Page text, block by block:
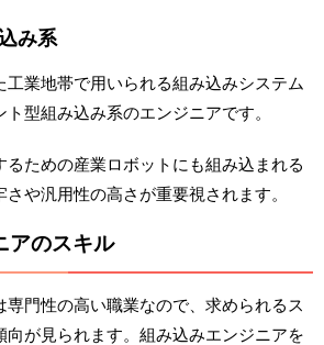
み系
工業地帯で用いられる組み込みシステム
型組み込み系のエンジニアです。
るための産業ロボットにも組み込まれる
や汎用性の高さが重要視されます。
アのスキル
専門性の高い職業なので、求められるス
向が見られます。組み込みエンジニアを